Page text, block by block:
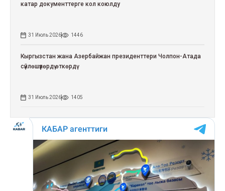
катар документтерге кол коюлду
31 Июль 2026 1446
Кыргызстан жана Азербайжан президенттери Чолпон-Атада
сүйлөшүүлөрдү өткөрдү
31 Июль 2026 1405